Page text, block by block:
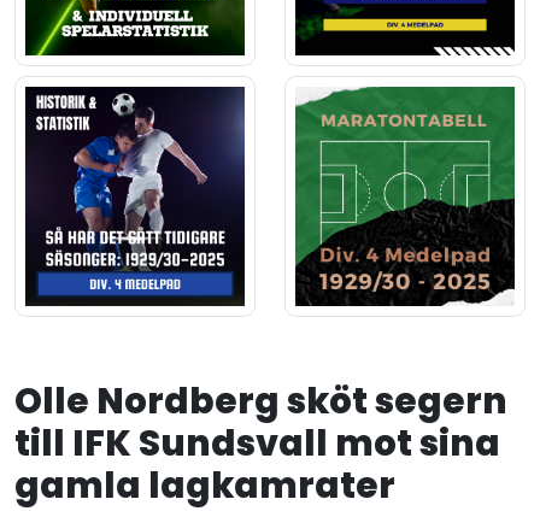
Olle Nordberg sköt segern
till IFK Sundsvall mot sina
gamla lagkamrater